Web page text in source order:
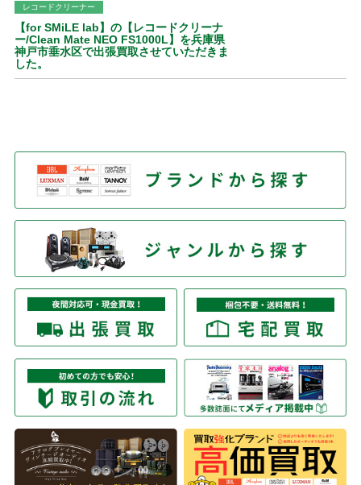
レコードクリーナー
【for SMiLE lab】の【レコードクリーナ
ー/Clean Mate NEO FS1000L】を兵庫県
神戸市垂水区で出張買取させていただきま
した。